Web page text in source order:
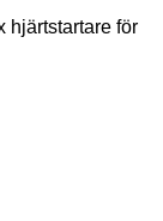
hjärtstartare för